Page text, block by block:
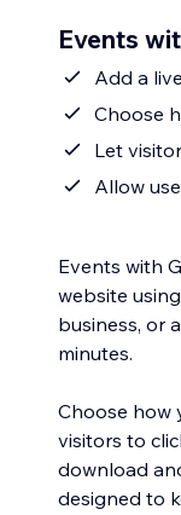
Events
Add a
Choose
Let
Allow
Events with
website
business, or
minutes.
Choose how
visitors to
download
designed to